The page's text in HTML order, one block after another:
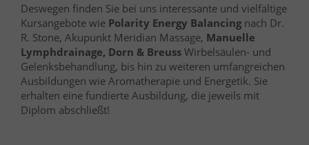
Deswegen finden Sie bei uns interessante und vielfältige
Kursangebote wie Polarity Energy Balancing nach Dr.
R. Stone, Akupunkt Meridian Massage, Manuelle
Lymphdrainage, Dorn & Breuss Wirbelsäulen- und
Gelenksbehandlung, bis hin zu weiteren umfangreichen
Ausbildungen wie Aromatherapie und Energetik. Sie
erhalten eine fundierte Ausbildung, die jeweils mit
Diplom abschließt!